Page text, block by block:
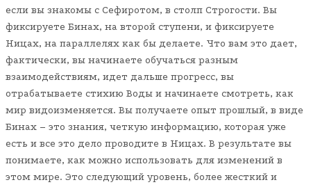
если вы знакомы с Сефиротом, в столп Строгости. Вы
фиксируете Бинах, на второй ступени, и фиксируете
Ницах, на параллелях как бы делаете. Что вам это дает,
фактически, вы начинаете обучаться разным
взаимодействиям, идет дальше прогресс, вы
отрабатываете стихию Воды и начинаете смотреть, как
мир видоизменяется. Вы получаете опыт прошлый, в виде
Бинах – это знания, четкую информацию, которая уже
есть и все это дело проводите в Ницах. В результате вы
понимаете, как можно использовать для изменений в
этом мире. Это следующий уровень, более жесткий и